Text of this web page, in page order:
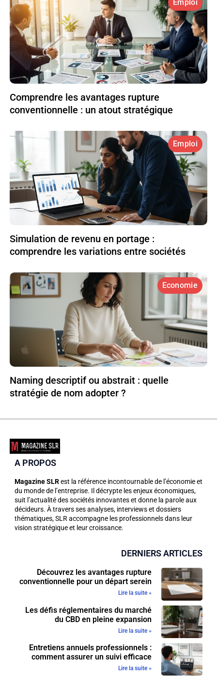
Emploi
Comprendre les avantages rupture
conventionnelle : un atout stratégique
Emploi
Simulation de revenu en portage :
comprendre les variations entre sociétés
Economie
Naming descriptif ou abstrait : quelle
stratégie de nom adopter ?
A PROPOS
Magazine SLRest la référence incontournable de l’économie et
du monde de l’entreprise. Il décrypte les enjeux économiques,
suit l’actualité des sociétés innovantes et donne la parole aux
décideurs. À travers ses analyses, interviews et dossiers
thématiques, SLR accompagne les professionnels dans leur
vision stratégique et leur croissance.
DERNIERS ARTICLES
Découvrez les avantages rupture
conventionnelle pour un départ serein
Lire la suite »
Les défis réglementaires du marché
du CBD en pleine expansion
Lire la suite »
Entretiens annuels professionnels :
comment assurer un suivi efficace
Lire la suite »